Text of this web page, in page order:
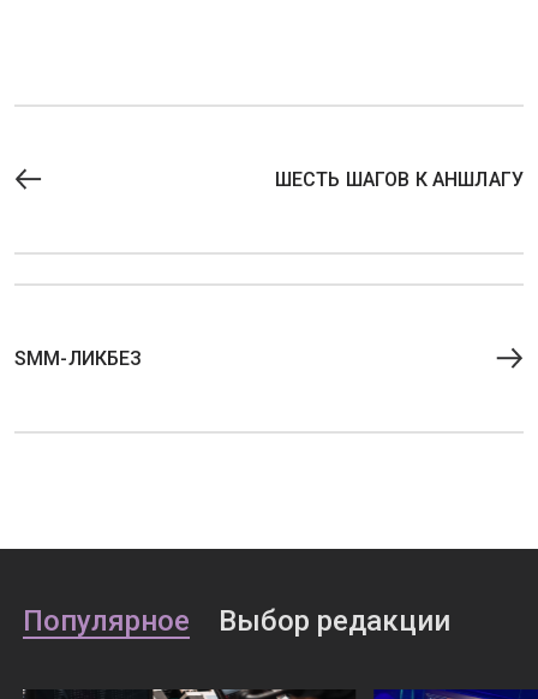
ШЕСТЬ ШАГОВ К АНШЛАГУ
SMM-ЛИКБЕЗ
Популярное Выбор редакции